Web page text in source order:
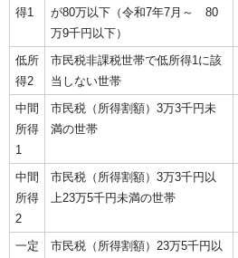
得1
が80万以下（令和7年7月～ 80
万9千円以下）
低所
得2
市民税非課税世帯で低所得1に該
当しない世帯
中間
所得
1
市民税（所得割額）3万3千円未
満の世帯
中間
所得
2
市民税（所得割額）3万3千円以
上23万5千円未満の世帯
一定
市民税（所得割額）23万5千円以